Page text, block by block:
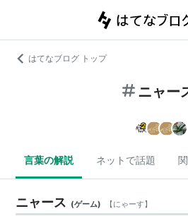
はてなブログ トップ
ニャー
言葉の解説 ネットで話題
ニャース (ゲーム) 【にゃーす】